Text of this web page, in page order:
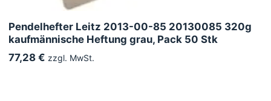
Pendelhefter Leitz 2013-00-85 20130085 320g
kaufmännische Heftung grau, Pack 50 Stk
77,28 € zzgl. MwSt.